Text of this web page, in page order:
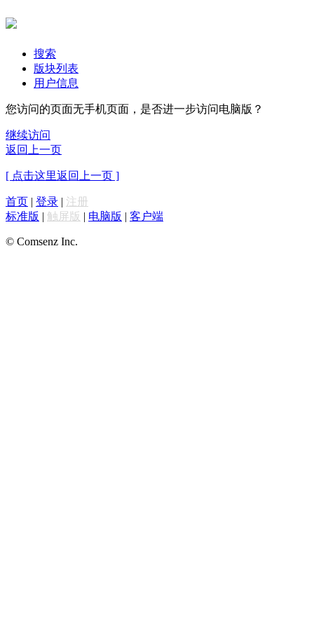
搜索
版块列表
用户信息
您访问的页面无手机页面，是否进一步访问电脑版？
继续访问
返回上一页
[ 点击这里返回上一页 ]
首页 | 登录 | 注册
标准版 | 触屏版 | 电脑版 | 客户端
© Comsenz Inc.